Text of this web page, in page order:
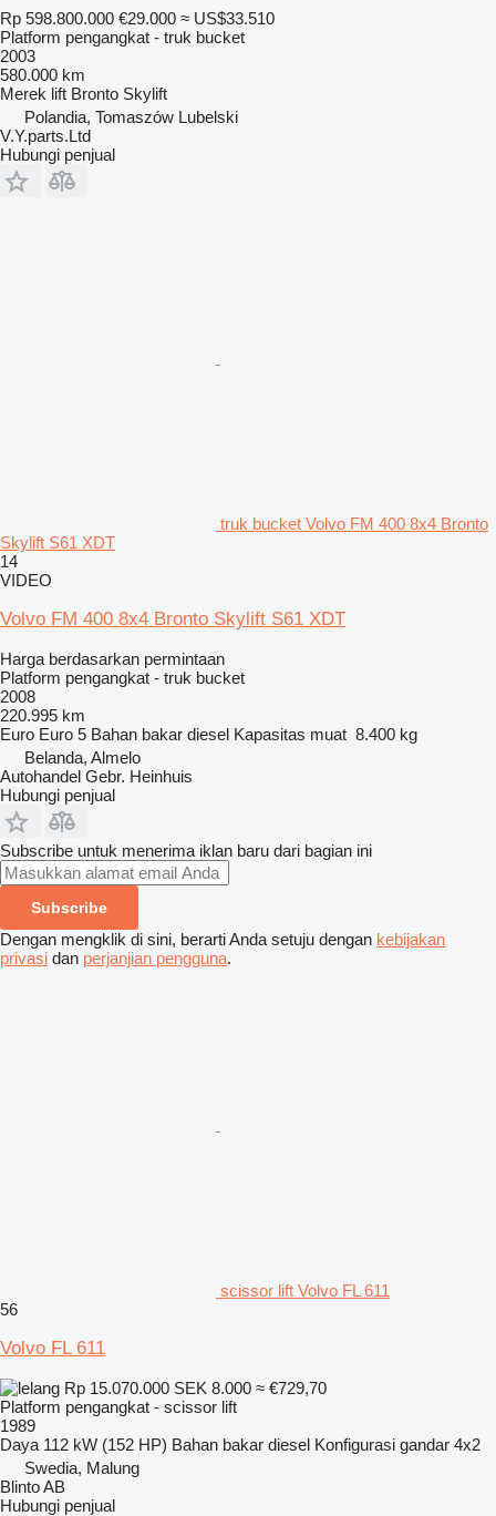
Rp 598.800.000 €29.000 ≈ US$33.510
Platform pengangkat - truk bucket
2003
580.000 km
Merek lift Bronto Skylift
Polandia, Tomaszów Lubelski
V.Y.parts.Ltd
Hubungi penjual
truk bucket Volvo FM 400 8x4 Bronto
Skylift S61 XDT
14
VIDEO
Volvo FM 400 8x4 Bronto Skylift S61 XDT
Harga berdasarkan permintaan
Platform pengangkat - truk bucket
2008
220.995 km
Euro Euro 5 Bahan bakar diesel Kapasitas muat 8.400 kg
Belanda, Almelo
Autohandel Gebr. Heinhuis
Hubungi penjual
Subscribe untuk menerima iklan baru dari bagian ini
Subscribe
Dengan mengklik di sini, berarti Anda setuju dengan kebijakan
privasi dan perjanjian pengguna.
scissor lift Volvo FL 611
56
Volvo FL 611
Rp 15.070.000 SEK 8.000 ≈ €729,70
Platform pengangkat - scissor lift
1989
Daya 112 kW (152 HP) Bahan bakar diesel Konfigurasi gandar 4x2
Swedia, Malung
Blinto AB
Hubungi penjual